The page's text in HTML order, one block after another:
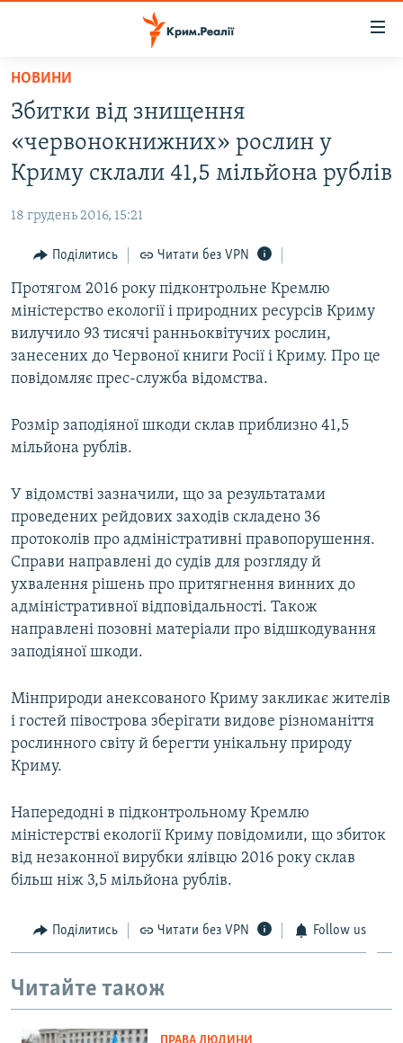
Перейти
основного
матеріалу
Перейти
до
основної
навігації
Перейти
пошуку
НОВИНИ
ВІДЕО ТА ФОТО
БЛОГИ
ПОГЛЯД
ІНТЕРВ'Ю
ВСЕ ЗА ДЕНЬ
СПЕЦПРОЕКТИ
ДЕПОРТАЦІЯ
ВІДЕОУРОКИ «ELIFBE»
СВІДЧЕННЯ ОКУПАЦІЇ
ІНФОГРАФІКА
ЯК ОБІЙТИ БЛОКУВАННЯ
Русский
ДОЛУЧАЙСЯ!
Усі сайти RFE/RL
НОВИНИ
Збитки від знищення
«червонокнижних» рослин у
Криму склали 41,5 мільйона рублів
18 грудень 2016, 15:21
Поділитись Читати без VPN
Протягом 2016 року підконтрольне Кремлю
міністерство екології і природних ресурсів Криму
вилучило 93 тисячі ранньоквітучих рослин,
занесених до Червоної книги Росії і Криму. Про це
повідомляє прес-служба відомства.
Розмір заподіяної шкоди склав приблизно 41,5
мільйона рублів.
У відомстві зазначили, що за результатами
проведених рейдових заходів складено 36
протоколів про адміністративні правопорушення.
Справи направлені до судів для розгляду й
ухвалення рішень про притягнення винних до
адміністративної відповідальності. Також
направлені позовні матеріали про відшкодування
заподіяної шкоди.
Мінприроди анексованого Криму закликає жителів
і гостей півострова зберігати видове різноманіття
рослинного світу й берегти унікальну природу
Криму.
Напередодні в підконтрольному Кремлю
міністерстві екології Криму повідомили, що збиток
від незаконної вирубки ялівцю 2016 року склав
більш ніж 3,5 мільйона рублів.
Поділитись Читати без VPN Follow us
Читайте також